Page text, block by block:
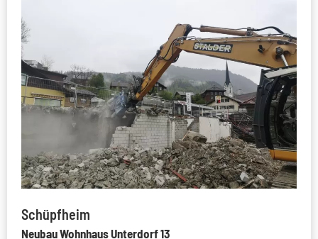
Schüpfheim
Neubau Wohnhaus Unterdorf 13